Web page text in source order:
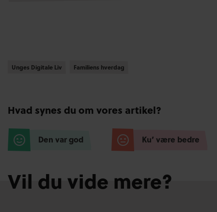
Unges Digitale Liv
Unges Digitale Liv Familiens hverdag
Familiens hverdag
Hvad synes du om vores artikel?
Den var god Ku’ være bedre
Vil du vide mere?